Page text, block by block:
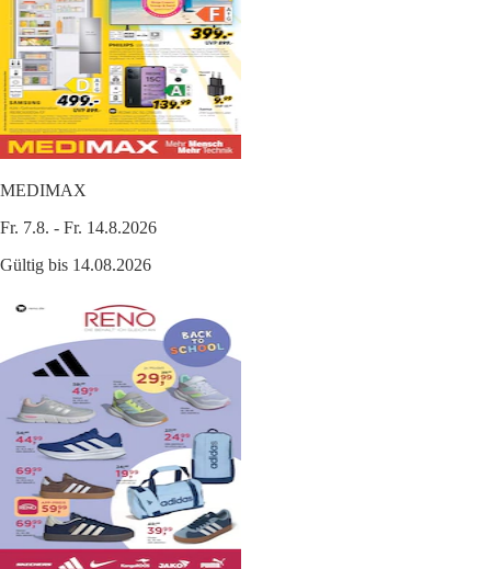
MEDIMAX
Fr. 7.8. - Fr. 14.8.2026
Gültig bis 14.08.2026